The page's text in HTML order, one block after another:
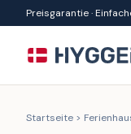
Zum Inhalt springen
Preisgarantie ·
Startseite >